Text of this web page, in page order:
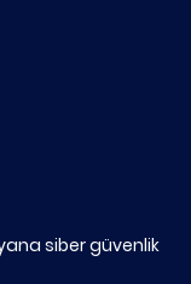
yana siber güvenlik